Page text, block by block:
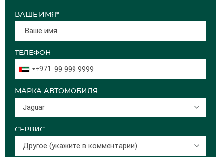
ВАШЕ ИМЯ*
ТЕЛЕФОН
+971
МАРКА АВТОМОБИЛЯ
Jaguar
СЕРВИС
Другое (укажите в комментарии)